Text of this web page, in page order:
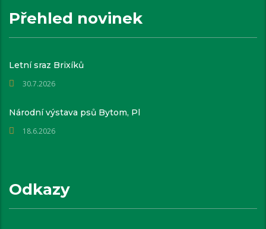
Přehled novinek
Letní sraz Brixíků
30.7.2026
Národní výstava psů Bytom, Pl
18.6.2026
Odkazy